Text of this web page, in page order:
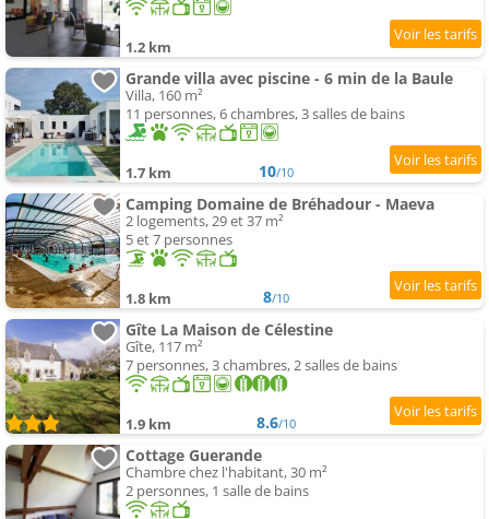
1.2 km
Grande villa avec piscine - 6 min de la Baule
Villa, 160 m²
11 personnes, 6 chambres, 3 salles de bains
1.7 km 10/10
Camping Domaine de Bréhadour - Maeva
2 logements, 29 et 37 m²
5 et 7 personnes
1.8 km 8/10
Gîte La Maison de Célestine
Gîte, 117 m²
7 personnes, 3 chambres, 2 salles de bains
1.9 km 8.6/10
Cottage Guerande
Chambre chez l'habitant, 30 m²
2 personnes, 1 salle de bains